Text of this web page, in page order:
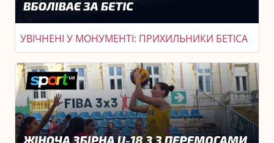
УВІЧНЕНІ У МОНУМЕНТІ: ПРИХИЛЬНИКИ БЕТІСА